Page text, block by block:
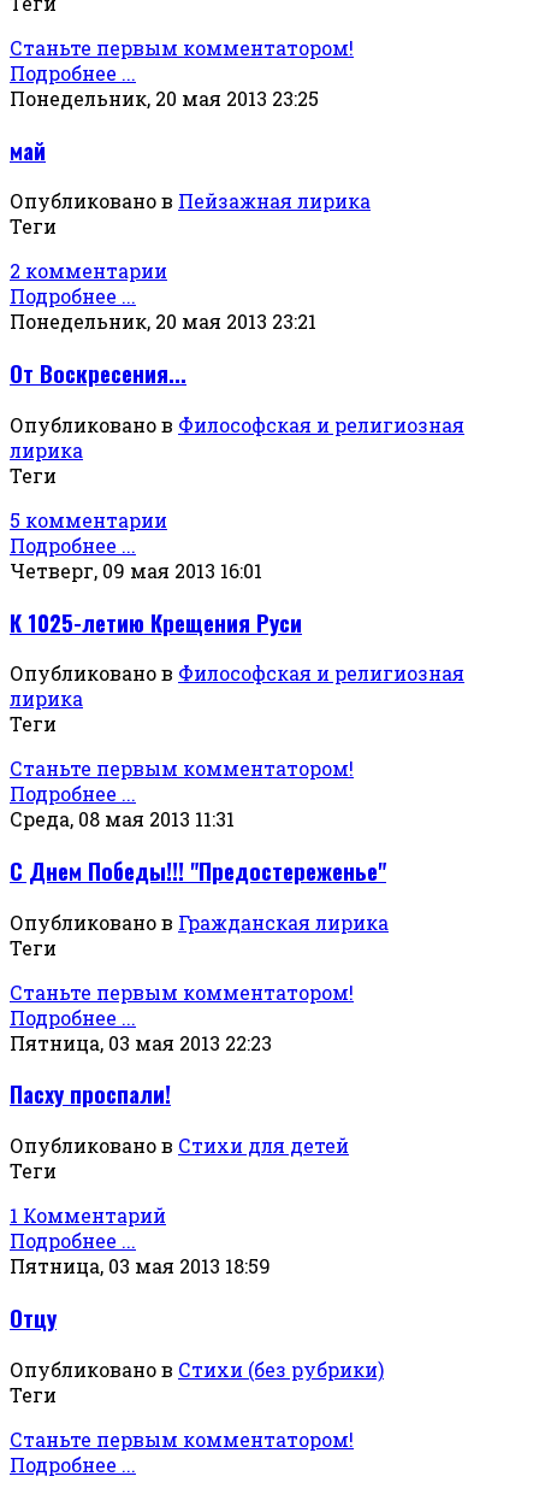
Станьте первым комментатором!
Подробнее ...
Понедельник, 20 мая 2013 23:25
май
Опубликовано в Пейзажная лирика
Теги
2 комментарии
Подробнее ...
Понедельник, 20 мая 2013 23:21
От Воскресения...
Опубликовано в Философская и религиозная
лирика
Теги
5 комментарии
Подробнее ...
Четверг, 09 мая 2013 16:01
К 1025-летию Крещения Руси
Опубликовано в Философская и религиозная
лирика
Теги
Станьте первым комментатором!
Подробнее ...
Среда, 08 мая 2013 11:31
С Днем Победы!!! "Предостереженье"
Опубликовано в Гражданская лирика
Теги
Станьте первым комментатором!
Подробнее ...
Пятница, 03 мая 2013 22:23
Пасху проспали!
Опубликовано в Стихи для детей
Теги
1 Комментарий
Подробнее ...
Пятница, 03 мая 2013 18:59
Отцу
Опубликовано в Стихи (без рубрики)
Теги
Станьте первым комментатором!
Подробнее ...